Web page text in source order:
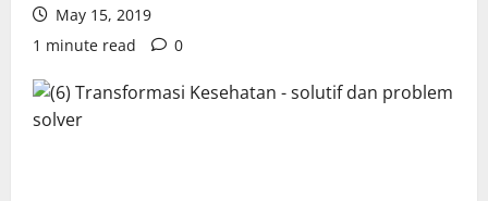
May 15, 2019
1 minute read
0